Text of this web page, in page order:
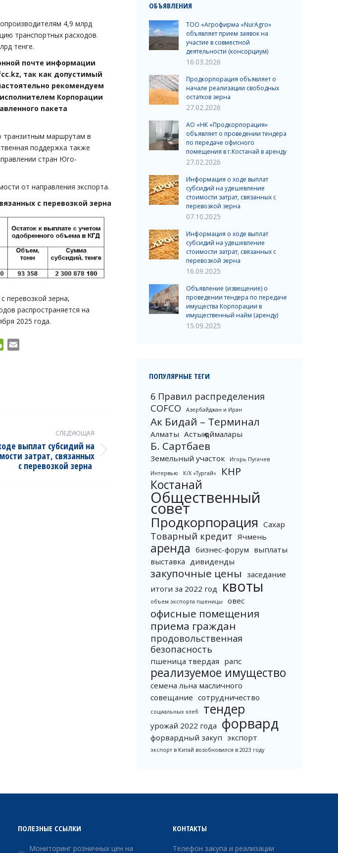
4,9 млрд
транспортных расходов.
тенге.
почте информации
так как допустимый
рекомендуем
Корпорации
пакета
транзитным маршрутам в
поддержка также
стран Юго-
от направления экспорта.
с перевозкой зерна
перевозкой зерна,
распространяется на
2025 года.
WeChat
СЛЕДУЮЩАЯ
выплат субсидий на
затрат, связанных
с перевозкой зерна
ОБЪЯВЛЕНИЯ
ТОО «Агрофирма «NurAgro»
объявляет прием заявок на
участие в совместной
деятельности (консорциум)
16.03.2026
Продкорпорация объявляет о
начале реализации свободных
остатков зерна
27.02.2026
АО «НК «Продкорпорация»
объявляет о проведении тендера
по передаче офисного
помещения в г.Костанай в аренду
27.02.2026
Информация о ходе выплат
субсидий на удешевление
стоимости затрат, связанных с
перевозкой зерна
07.10.2025
Информация о ходе выплат
субсидий на удешевление
стоимости затрат, связанных с
перевозкой зерна
16.09.2025
Объявление (извещение) о
проведении тендера по передаче
имущества Корпорации в
имущественный найм (аренду)
15.09.2025
ПОПУЛЯРНЫЕ ТЕГИ
6 Правил распределения
COFCO
Азербайджан и Иран
Ак Бидай – Терминал
Алматы Астық қоймалары
Б. Сартбаев
Земельный участок
Игорь Пугачев
Интервью
К/Х «Тургай» КНР
Костанай
Общественный
совет
Продкорпорация Сахар
Товарный кредит Ячмень
аренда бизнес-форум выплаты
выставка дивиденды
закупочные цены заседание
итоги за 2022 год
квоты
объем экспорта пшеницы овес
офисные помещения
приема граждан
продовольственная
безопасность
пшеница твердая рапс
реализуемое имущество
семена льна масличного
совещание сотрудничество
социальных хлеб тендер
урожай 2022 года форвард
форвардный закуп экспорт
экспорт в Китай возобновился в 2023 году
ПОЛЕЗНЫЕ ССЫЛКИ
Мониторинг розничных цен на
КОНТАКТЫ
Телефон закупа и реализации